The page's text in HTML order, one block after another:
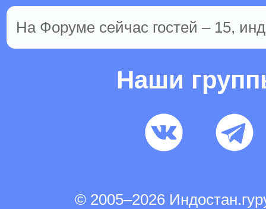
На Форуме сейчас гостей – 15,
Наши
© 2005–2026